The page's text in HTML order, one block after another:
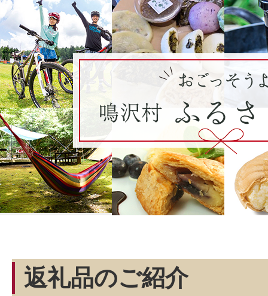
返礼品のご紹介